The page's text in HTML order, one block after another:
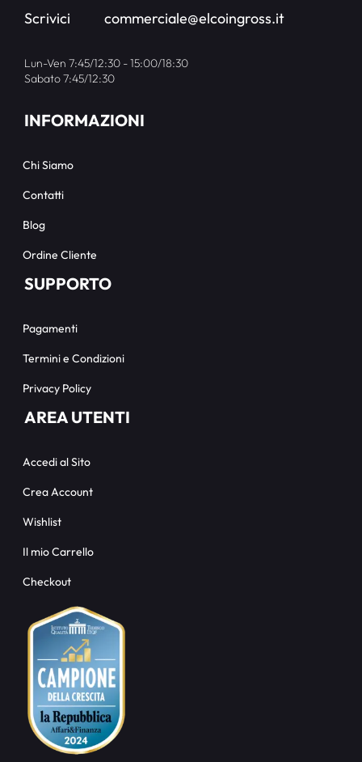
Scrivici
commerciale@elcoingross.it
Lun-Ven 7:45/12:30 - 15:00/18:30
Sabato 7:45/12:30
INFORMAZIONI
Chi Siamo
Contatti
Blog
Ordine Cliente
SUPPORTO
Pagamenti
Termini e Condizioni
Privacy Policy
AREA UTENTI
Accedi al Sito
Crea Account
Wishlist
Il mio Carrello
Checkout